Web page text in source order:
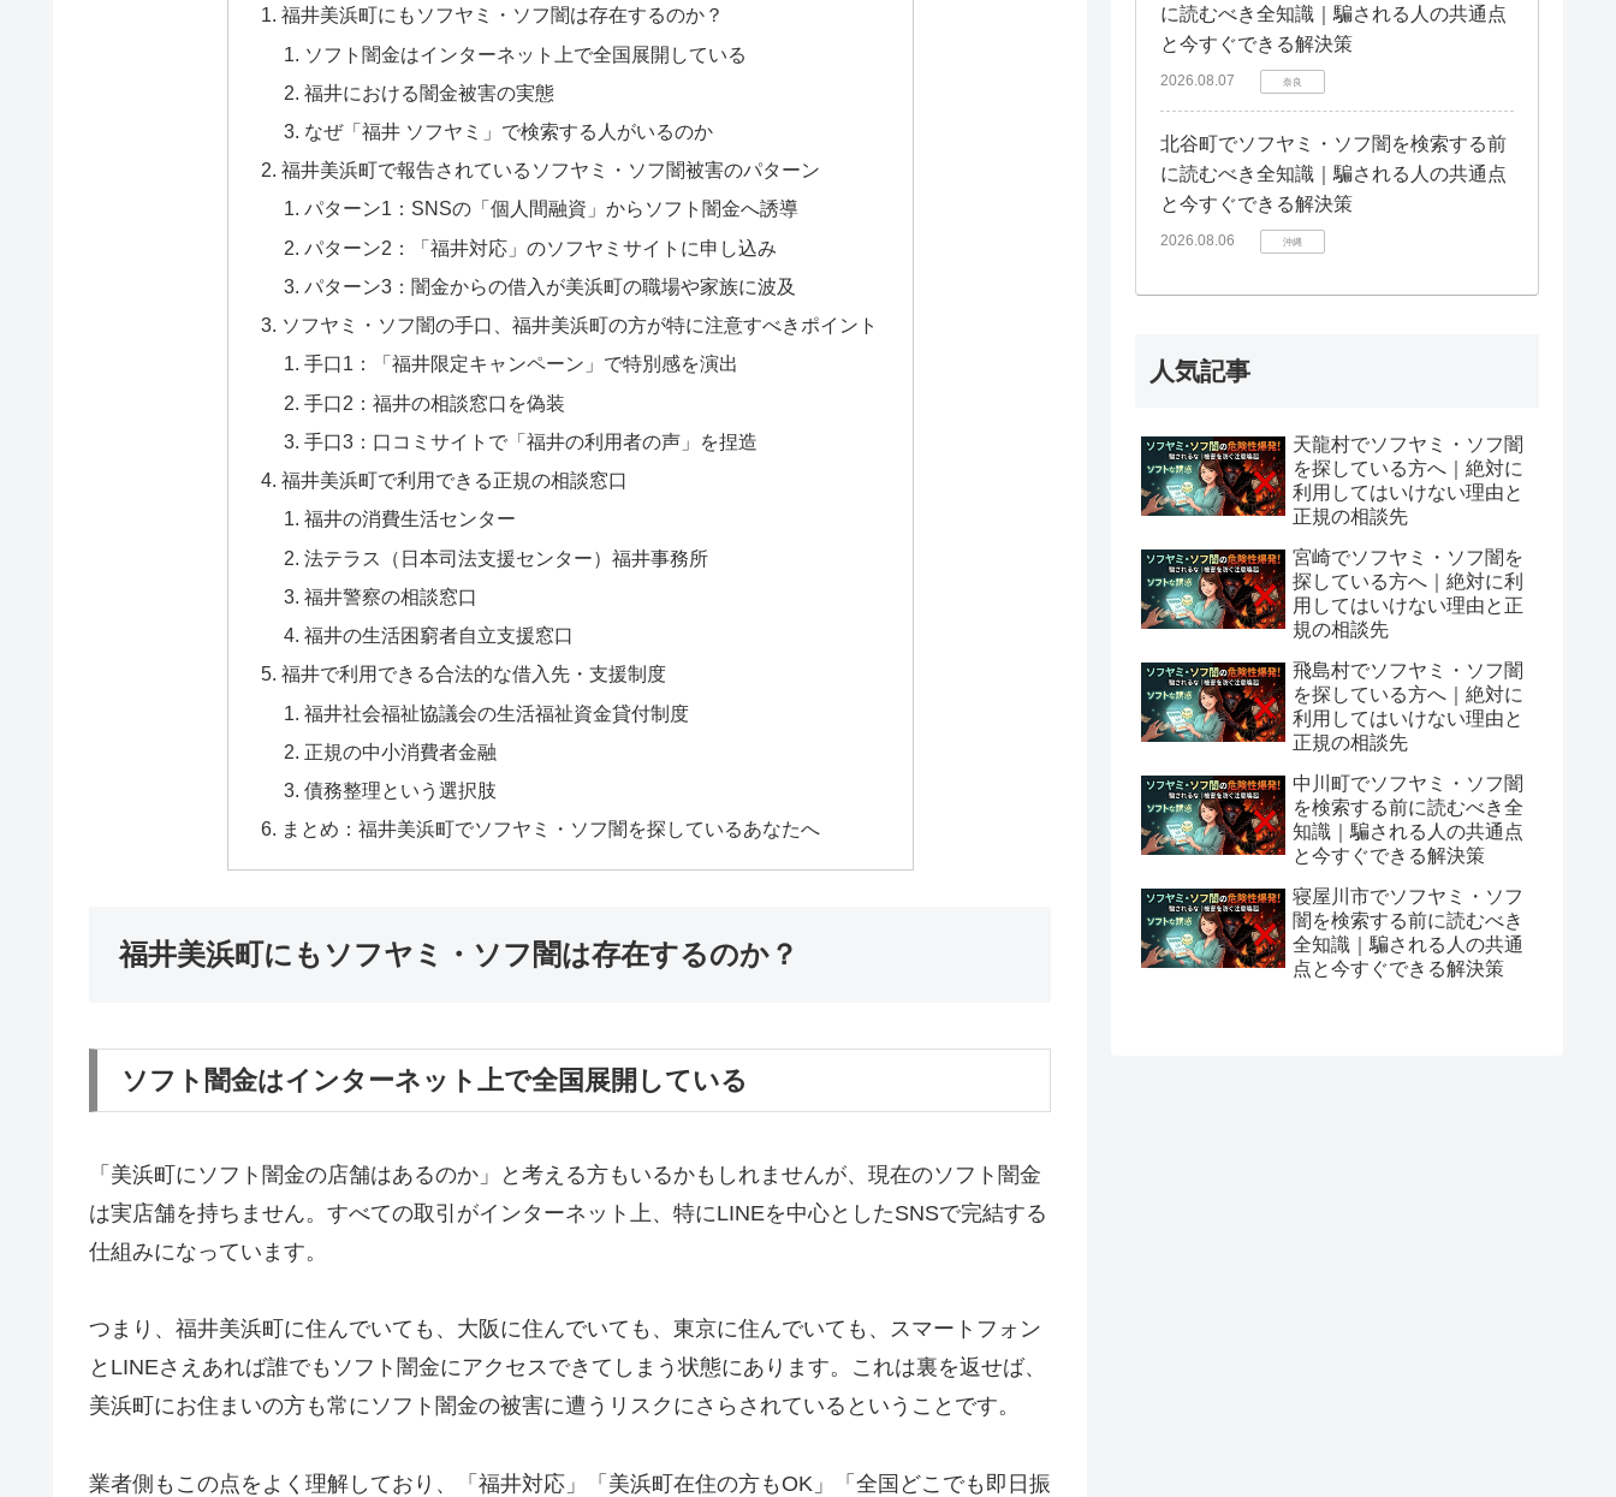
福井美浜町にもソフヤミ・ソフ闇は存在するのか？
ソフト闇金はインターネット上で全国展開している
福井における闇金被害の実態
なぜ「福井 ソフヤミ」で検索する人がいるのか
福井美浜町で報告されているソフヤミ・ソフ闇被害のパターン
パターン1：SNSの「個人間融資」からソフト闇金へ誘導
パターン2：「福井対応」のソフヤミサイトに申し込み
パターン3：闇金からの借入が美浜町の職場や家族に波及
ソフヤミ・ソフ闇の手口、福井美浜町の方が特に注意すべきポイント
手口1：「福井限定キャンペーン」で特別感を演出
手口2：福井の相談窓口を偽装
手口3：口コミサイトで「福井の利用者の声」を捏造
福井美浜町で利用できる正規の相談窓口
福井の消費生活センター
法テラス（日本司法支援センター）福井事務所
福井警察の相談窓口
福井の生活困窮者自立支援窓口
福井で利用できる合法的な借入先・支援制度
福井社会福祉協議会の生活福祉資金貸付制度
正規の中小消費者金融
債務整理という選択肢
まとめ：福井美浜町でソフヤミ・ソフ闇を探しているあなたへ
福井美浜町にもソフヤミ・ソフ闇は存在するのか？
ソフト闇金はインターネット上で全国展開している
「美浜町にソフト闇金の店舗はあるのか」と考える方もいるかもしれませんが、現在のソフト闇金
は実店舗を持ちません。すべての取引がインターネット上、特にLINEを中心としたSNSで完結する
仕組みになっています。
つまり、福井美浜町に住んでいても、大阪に住んでいても、東京に住んでいても、スマートフォン
とLINEさえあれば誰でもソフト闇金にアクセスできてしまう状態にあります。これは裏を返せば、
美浜町にお住まいの方も常にソフト闇金の被害に遭うリスクにさらされているということです。
業者側もこの点をよく理解しており、「福井対応」「美浜町在住の方もOK」「全国どこでも即日振
に読むべき全知識｜騙される人の共通点
と今すぐできる解決策
2026.08.07 奈良
北谷町でソフヤミ・ソフ闇を検索する前
に読むべき全知識｜騙される人の共通点
と今すぐできる解決策
2026.08.06 沖縄
人気記事
天龍村でソフヤミ・ソフ闇
を探している方へ｜絶対に
利用してはいけない理由と
正規の相談先
宮崎でソフヤミ・ソフ闇を
探している方へ｜絶対に利
用してはいけない理由と正
規の相談先
飛島村でソフヤミ・ソフ闇
を探している方へ｜絶対に
利用してはいけない理由と
正規の相談先
中川町でソフヤミ・ソフ闇
を検索する前に読むべき全
知識｜騙される人の共通点
と今すぐできる解決策
寝屋川市でソフヤミ・ソフ
闇を検索する前に読むべき
全知識｜騙される人の共通
点と今すぐできる解決策